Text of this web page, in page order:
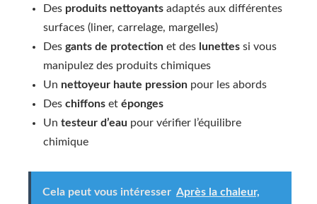
Des produits nettoyants adaptés aux différentes
surfaces (liner, carrelage, margelles)
Des gants de protection et des lunettes si vous
manipulez des produits chimiques
Un nettoyeur haute pression pour les abords
Des chiffons et éponges
Un testeur d’eau pour vérifier l’équilibre
chimique
Cela peut vous intéresser Après la chaleur,